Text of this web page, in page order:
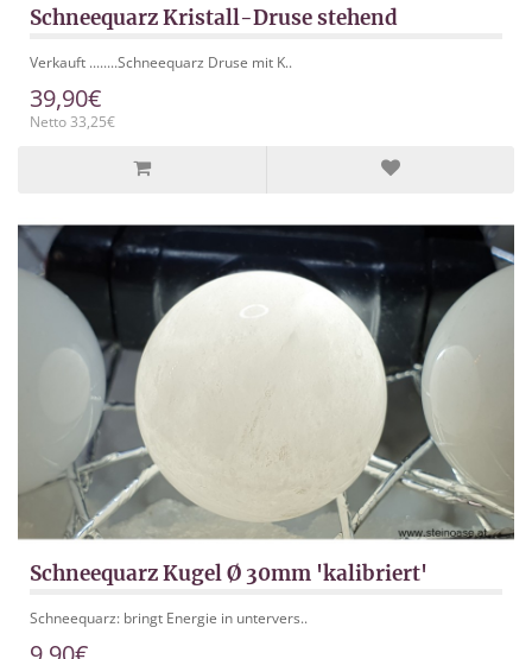
Schneequarz Kristall-Druse stehend
Verkauft ........Schneequarz Druse mit K..
39,90€
Netto 33,25€
Schneequarz Kugel Ø 30mm 'kalibriert'
Schneequarz: bringt Energie in untervers..